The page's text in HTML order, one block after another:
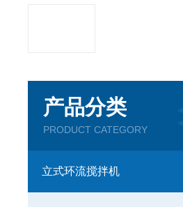
产品分类
PRODUCT CATEGORY
立式环流搅拌机